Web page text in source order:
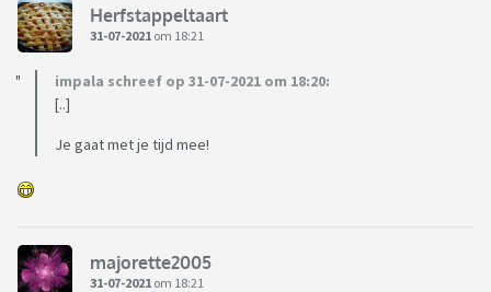
Herfstappeltaart
31-07-2021 om 18:21
impala schreef op 31-07-2021 om 18:20:
[..]
Je gaat met je tijd mee!
majorette2005
31-07-2021 om 18:21